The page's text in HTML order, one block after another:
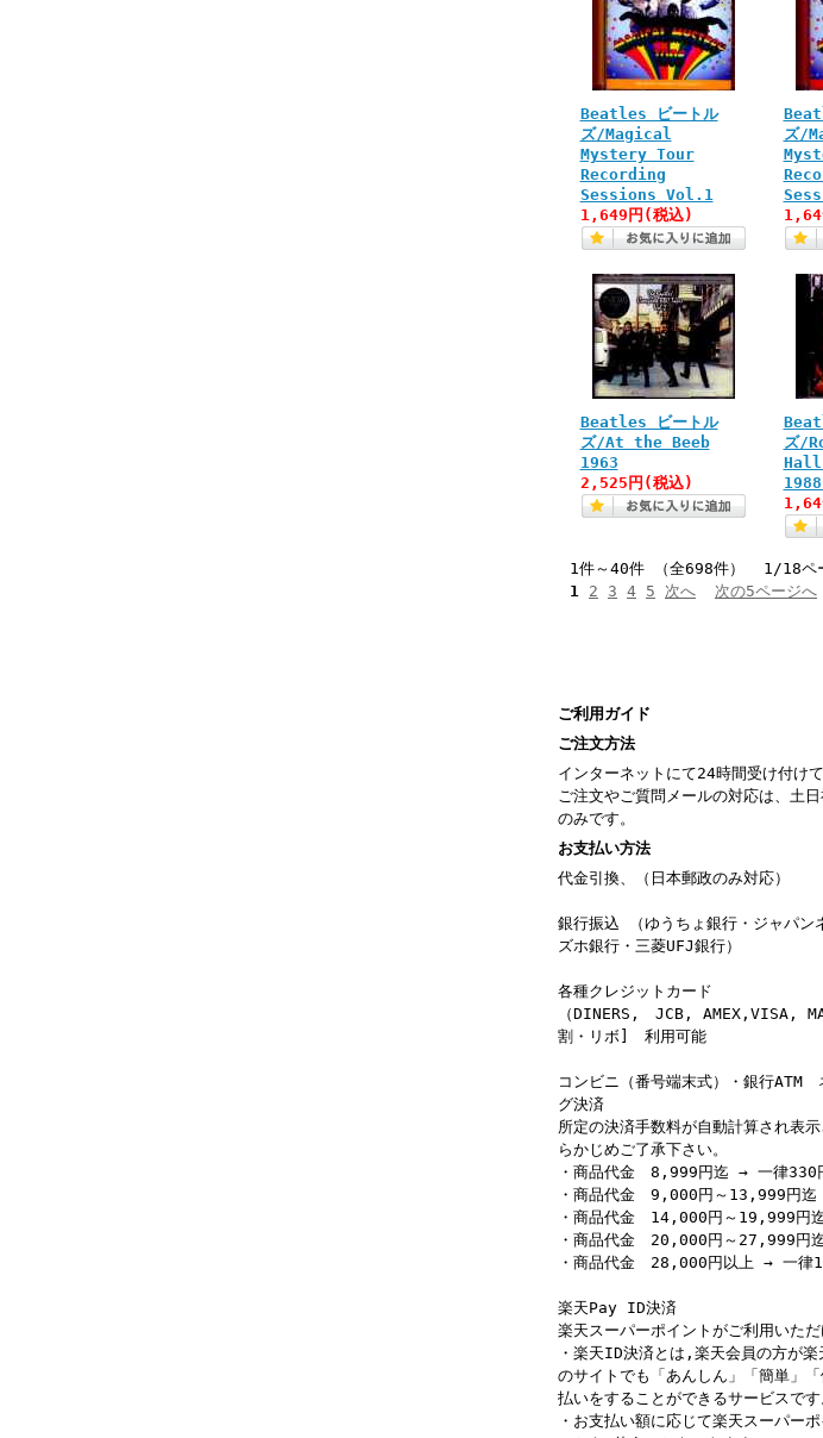
Beatles ビートル
ズ/Magical
Mystery Tour
Recording
Sessions Vol.1
1,649円(税込)
ズ/
Beatles ビートル
ズ/At the Beeb
1963
2,525円(税込)
ズ/
Hall
1件～40件 （全698件） 1/18ペ
1 2 3 4 5 次へ 次の5ページへ
ご利用ガイド
ご注文方法
インターネットにて24時間受け付けて
ご注文やご質問メールの対応は、土
のみです。
お支払い方法
代金引換、（日本郵政のみ対応）
銀行振込 （ゆうちょ銀行・ジャパン
ズホ銀行・三菱UFJ銀行）
各種クレジットカード
（DINERS, JCB, AMEX,VISA,
割・リボ] 利用可能
コンビニ（番号端末式）・銀行ATM
グ決済
所定の決済手数料が自動計算され表
らかじめご了承下さい。
・商品代金 8,999円迄 → 一律330
・商品代金 9,000円～13,999円
・商品代金 14,000円～19,999円
・商品代金 20,000円～27,999円
・商品代金 28,000円以上 → 一律
楽天Pay ID決済
楽天スーパーポイントがご利用いただ
・楽天ID決済とは,楽天会員の方が楽
のサイトでも「あんしん」「簡単」
払いをすることができるサービスです
・お支払い額に応じて楽天スーパー